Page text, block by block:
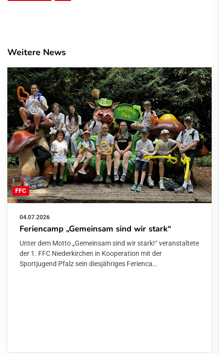
Weitere News
FFC
04.07.2026
Feriencamp „Gemeinsam sind wir stark“
Unter dem Motto „Gemeinsam sind wir stark!“ veranstaltete
der 1. FFC Niederkirchen in Kooperation mit der
Sportjugend Pfalz sein diesjähriges Ferienca…